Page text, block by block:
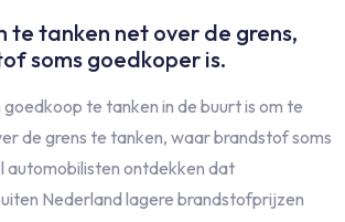
te tanken net over de grens,
soms goedkoper is.
goedkoop te tanken in de buurt is om te
de grens te tanken, waar brandstof soms
automobilisten ontdekken dat
Nederland lagere brandstofprijzen